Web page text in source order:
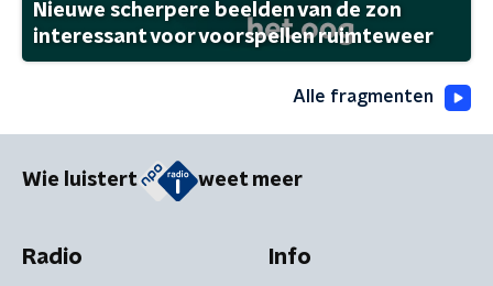
Nieuwe scherpere beelden van de zon
interessant voor voorspellen ruimteweer
Alle fragmenten
Wie luistert weet meer
Radio Info